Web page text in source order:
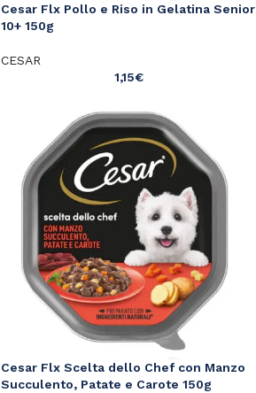
Cesar Flx Pollo e Riso in Gelatina Senior
10+ 150g
CESAR
1,15€
Cesar Flx Scelta dello Chef con Manzo
Succulento, Patate e Carote 150g